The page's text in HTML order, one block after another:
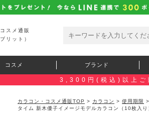
スメ通販
リット）
コスメ ブランド
3,300円(税込)以上ご
カラコン・コスメ通販TOP > カラコン > 使用期限 >
タイム 新木優子イメージモデルカラコン（10枚入り